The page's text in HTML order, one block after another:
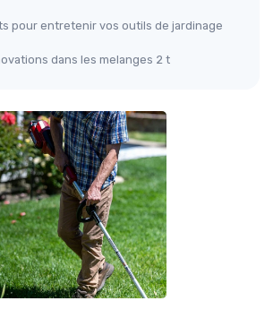
pour entretenir vos outils de jardinage
dans les melanges 2 t